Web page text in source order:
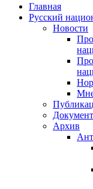
Главная
Русский
Новости
Архив